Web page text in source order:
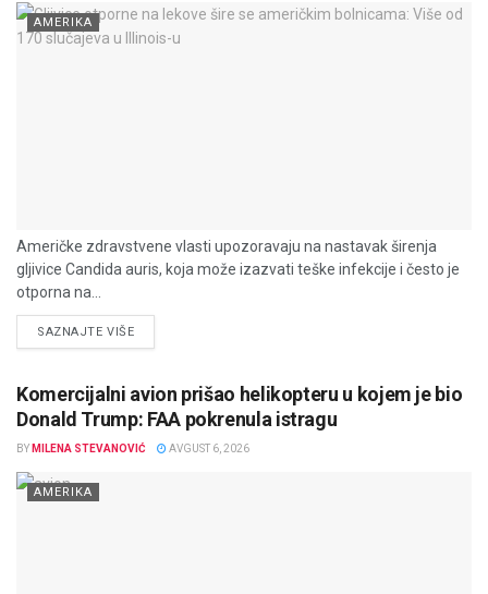
AMERIKA
Američke zdravstvene vlasti upozoravaju na nastavak širenja
gljivice Candida auris, koja može izazvati teške infekcije i često je
otporna na...
SAZNAJTE VIŠEDETAILS
Komercijalni avion prišao helikopteru u kojem je bio
Donald Trump: FAA pokrenula istragu
BY MILENA STEVANOVIĆ AVGUST 6, 2026
AMERIKA